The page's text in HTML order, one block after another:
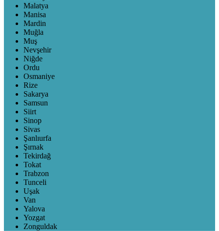
Malatya
Manisa
Mardin
Muğla
Muş
Nevşehir
Niğde
Ordu
Osmaniye
Rize
Sakarya
Samsun
Siirt
Sinop
Sivas
Şanlıurfa
Şırnak
Tekirdağ
Tokat
Trabzon
Tunceli
Uşak
Van
Yalova
Yozgat
Zonguldak